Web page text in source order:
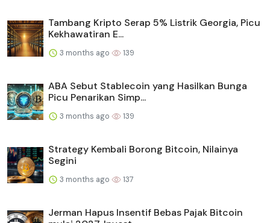
Tambang Kripto Serap 5% Listrik Georgia, Picu
Kekhawatiran E...
3 months ago 139
ABA Sebut Stablecoin yang Hasilkan Bunga
Picu Penarikan Simp...
3 months ago 139
Strategy Kembali Borong Bitcoin, Nilainya
Segini
3 months ago 137
Jerman Hapus Insentif Bebas Pajak Bitcoin